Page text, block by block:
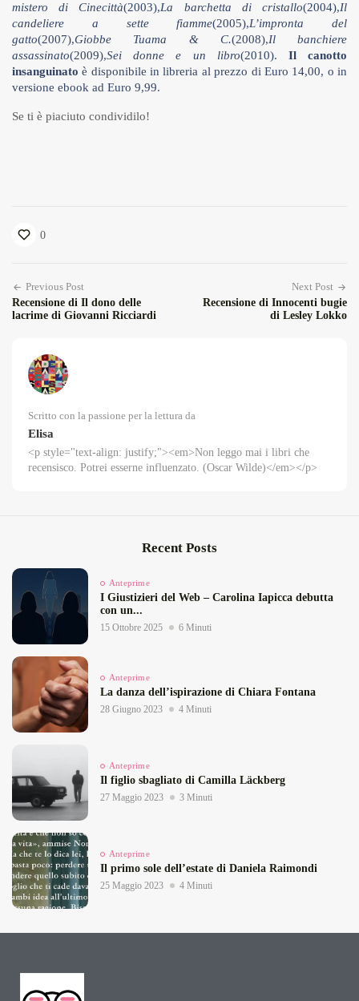
mistero di Cinecittà(2003),La barchetta di cristallo(2004),Il
candeliere a sette fiamme(2005),L’impronta del
gatto(2007),Giobbe Tuama & C.(2008),Il banchiere
assassinato(2009),Sei donne e un libro(2010). Il canotto
insanguinato è disponibile in libreria al prezzo di Euro 14,00, o in
versione ebook ad Euro 9,99.
Se ti è piaciuto condividilo!
0
Previous Post
Recensione di Il dono delle
lacrime di Giovanni Ricciardi
Next Post
Recensione di Innocenti bugie
di Lesley Lokko
Scritto con la passione per la lettura da
Elisa
<p style="text-align: justify;"><em>Non leggo mai i libri che
recensisco. Potrei esserne influenzato. (Oscar Wilde)</em></p>
Recent Posts
Anteprime
I Giustizieri del Web – Carolina Iapicca debutta
con un...
15 Ottobre 2025 6 Minuti
Anteprime
La danza dell’ispirazione di Chiara Fontana
28 Giugno 2023 4 Minuti
Anteprime
Il figlio sbagliato di Camilla Läckberg
27 Maggio 2023 3 Minuti
Anteprime
Il primo sole dell’estate di Daniela Raimondi
25 Maggio 2023 4 Minuti